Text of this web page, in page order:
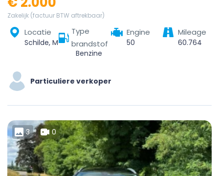
Zakelijk (factuur BTW aftrekbaar)
Locatie
Schilde, Malle, Antwerpen, Vlaanderen, 2970, België
Type
brandstof
Benzine
Engine
50
Mileage
60.764
Particuliere verkoper
3 0